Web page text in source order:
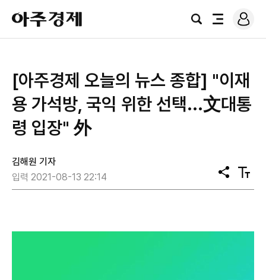
아
주
경
검
전
로
그
[아주경제 오늘의 뉴스 종합] "이재
용 가석방, 국익 위한 선택...文대통
령 입장" 外
김해원 기자
입력 2021-08-13 22:14
공
유
텍
스